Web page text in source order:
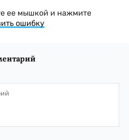
ее мышкой и нажмите
ошибку